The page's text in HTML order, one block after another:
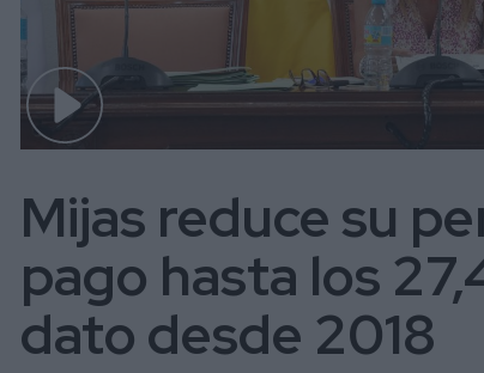
Mijas reduce su
pago hasta los
dato desde 2018